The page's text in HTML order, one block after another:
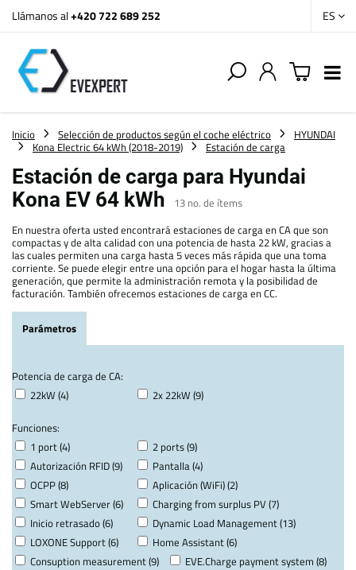
Llámanos al+420 722 689 252 ES
Inicio Selección de productos según el coche eléctrico
HYUNDAI
Kona Electric 64 kWh (2018-2019)
Estación de carga
Estación de carga para Hyundai
Kona EV 64 kWh
13 no. de ítems
En nuestra oferta usted encontrará estaciones de carga en CA que son
compactas y de alta calidad con una potencia de hasta 22 kW, gracias a
las cuales permiten una carga hasta 5 veces más rápida que una toma
corriente. Se puede elegir entre una opción para el hogar hasta la última
generación, que permite la administración remota y la posibilidad de
facturación. También ofrecemos estaciones de carga en CC.
Parámetros
Potencia de carga de CA:
22kW (4)
2x 22kW (9)
Funciones:
1 port (4)
2 ports (9)
Autorización RFID (9)
Pantalla (4)
OCPP (8)
Aplicación (WiFi) (2)
Smart WebServer (6)
Charging from surplus PV (7)
Inicio retrasado (6)
Dynamic Load Management (13)
LOXONE Support (6)
Home Assistant (6)
Consuption measurement (9)
EVE.Charge payment system (8)